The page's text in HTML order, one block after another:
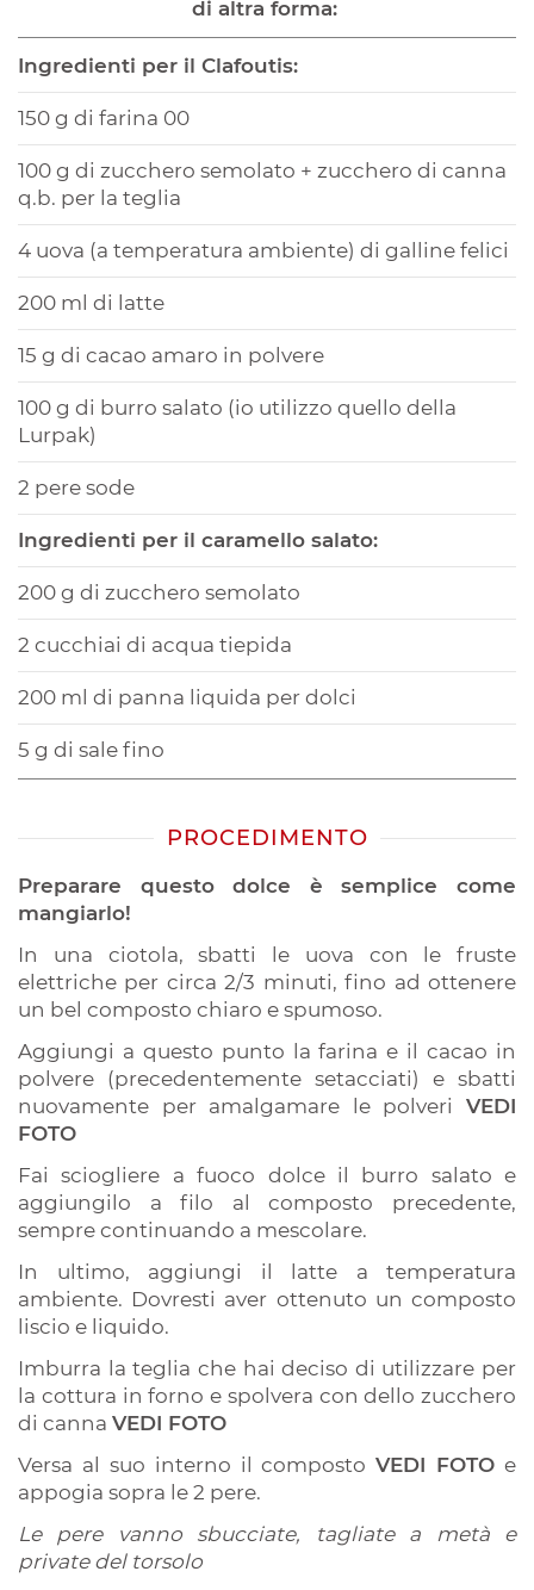
di altra forma:
Ingredienti per il Clafoutis:
150 g di farina 00
100 g di zucchero semolato + zucchero di canna
q.b. per la teglia
4 uova (a temperatura ambiente) di galline felici
200 ml di latte
15 g di cacao amaro in polvere
100 g di burro salato (io utilizzo quello della
Lurpak)
2 pere sode
Ingredienti per il caramello salato:
200 g di zucchero semolato
2 cucchiai di acqua tiepida
200 ml di panna liquida per dolci
5 g di sale fino
PROCEDIMENTO
Preparare questo dolce è semplice come
mangiarlo!
In una ciotola, sbatti le uova con le fruste
elettriche per circa 2/3 minuti, fino ad ottenere
un bel composto chiaro e spumoso.
Aggiungi a questo punto la farina e il cacao in
polvere (precedentemente setacciati) e sbatti
nuovamente per amalgamare le polveri VEDI
FOTO
Fai sciogliere a fuoco dolce il burro salato e
aggiungilo a filo al composto precedente,
sempre continuando a mescolare.
In ultimo, aggiungi il latte a temperatura
ambiente. Dovresti aver ottenuto un composto
liscio e liquido.
Imburra la teglia che hai deciso di utilizzare per
la cottura in forno e spolvera con dello zucchero
di canna VEDI FOTO
Versa al suo interno il compostoVEDI FOTO e
appogia sopra le 2 pere.
Le pere vanno sbucciate, tagliate a metà e
private del torsolo